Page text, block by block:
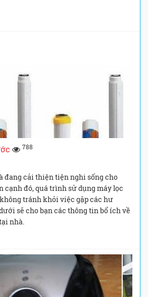
788
đang cải thiện tiện nghi sống cho
cạnh đó, quá trình sử dụng máy lọc
tránh khỏi việc gặp các hư
sẽ cho bạn các thông tin bổ ích về
nhà.